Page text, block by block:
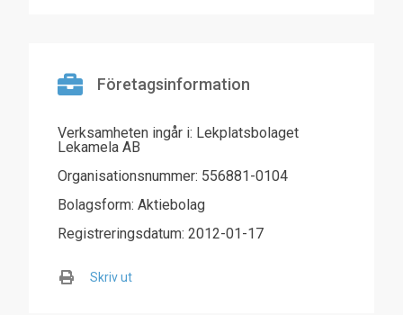
Företagsinformation
Verksamheten ingår i: Lekplatsbolaget
Lekamela AB
Organisationsnummer: 556881-0104
Bolagsform: Aktiebolag
Registreringsdatum: 2012-01-17
Skriv ut